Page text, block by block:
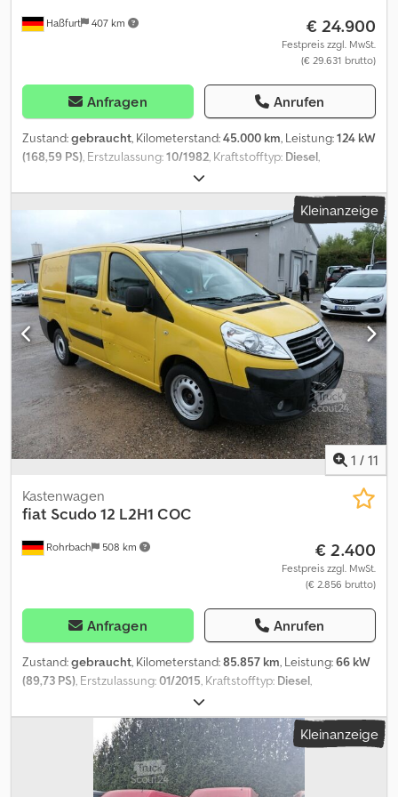
Haßfurt 407 km € 24.900
Festpreis zzgl. MwSt.
(€ 29.631 brutto)
Anfragen Anrufen
Zustand:gebraucht, Kilometerstand:45.000 km, Leistung:124 kW
(168,59 PS), Erstzulassung:10/1982, Kraftstofftyp: Diesel,
, Farbe:Weiß
Klimaanlage, * PREISANGEBOT - so wie Fahrzeug steht * S 208 H
* Hersteller: Kässbohrer / SETRA * 124 KW / 5675 ccm, Motor OM
352 A * Fahrzeug steht baujahrbedingt noch sehr gut * Baujahr:
1981 * KM-Stand lt. Tacho -> vermutl. über 1 Mio. km * Gerippe
baujahrbeingt in Ordnung (siehe Fotos) * Besonderheit: eine
Fahrgasttüre * Klimaanlage verbaut * schöner "kleiner
Odltimerbus" * Reisebestuhlung * Gerne senden wir Ihnen bei
Bedarf weitere Fotos zu. * etc. * Verkauf an Gewerbetreibende *
ALLE ANGABEN OHNE GEWÄHR * Den Zwischenverkauf behalten
wir uns vor. Csdeqw Tr Dopfx An Eerf * DEN ZWISCHENVERKAUF
BEHALTEN WIR UNS VOR
Kleinanzeige
1 / 11
Rohrbach 508 km
Kastenwagen
fiat Scudo 12 L2H1 COC
€ 2.400
Festpreis zzgl. MwSt.
(€ 2.856 brutto)
Anfragen Anrufen
Zustand:gebraucht, Kilometerstand:85.857 km, Leistung:66 kW
(89,73 PS), Erstzulassung:01/2015, Kraftstofftyp: Diesel,
, maximales Ladegewicht:
Gesamtgewicht:2.880 kg, Radstand:3.122 mm, Kraftstoff:Diesel,
Kraftstoffverbrauch (innerorts):8 l/100km , Kraftstoffverbrauch
6,3 l/100km, Kraftstoffverbrauch (kombiniert):
, Farbe:Gelb, Fahrerkabine:Sonstige , Getriebetyp:
, Emissionsklasse:Euro5, Federung: Sonstige
Kleinanzeige